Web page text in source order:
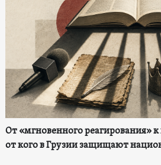
От «мгновенного реагирования»
от кого в Грузии защищают